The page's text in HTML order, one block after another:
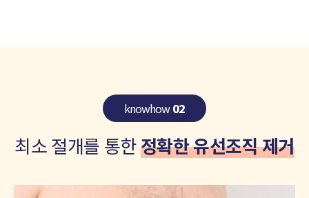
knowhow02
최소 절개를 통한정확한 유선조직 제거